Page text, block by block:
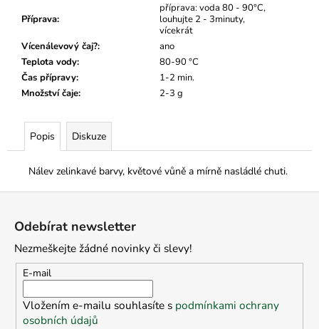
Příprava:
příprava: voda 80 - 90°C,
louhujte 2 - 3minuty,
vícekrát
Vícenálevový čaj?:
ano
Teplota vody:
80-90 °C
Čas přípravy:
1-2 min.
Množství čaje: 2-3 g
Popis Diskuze
Nálev zelinkavé barvy, květové vůně a mírně nasládlé chuti.
Odebírat newsletter
Nezmeškejte žádné novinky či slevy!
E-mail
Vložením e-mailu souhlasíte s podmínkami ochrany
osobních údajů